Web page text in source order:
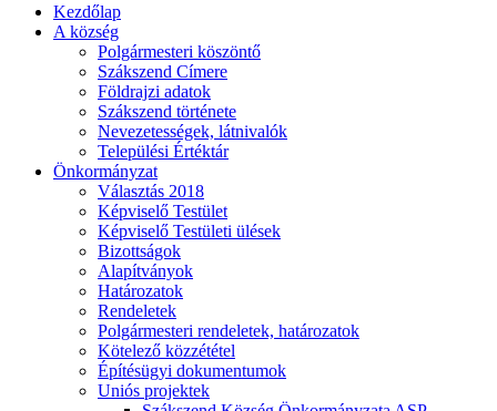
Kezdőlap
A község
Polgármesteri köszöntő
Szákszend Címere
Földrajzi adatok
Szákszend története
Nevezetességek, látnivalók
Települési Értéktár
Önkormányzat
Választás 2018
Képviselő Testület
Képviselő Testületi ülések
Bizottságok
Alapítványok
Határozatok
Rendeletek
Polgármesteri rendeletek, határozatok
Kötelező közzététel
Építésügyi dokumentumok
Uniós projektek